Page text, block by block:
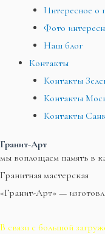
Интересное о
Фото
Наш блог
Контакты
Контакты
Контакты
Контакты
Гранит-Арт
мы воплощаем память в
Гранитная мастерская
«Гранит-Арт» —
В связи с большой